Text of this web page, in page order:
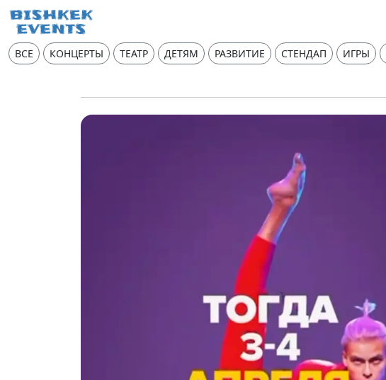
ВСЕ КОНЦЕРТЫ ТЕАТР ДЕТЯМ РАЗВИТИЕ СТЕНДАП ИГРЫ